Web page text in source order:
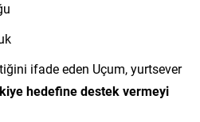
ifade eden Uçum, yurtsever
hedefine destek vermeyi